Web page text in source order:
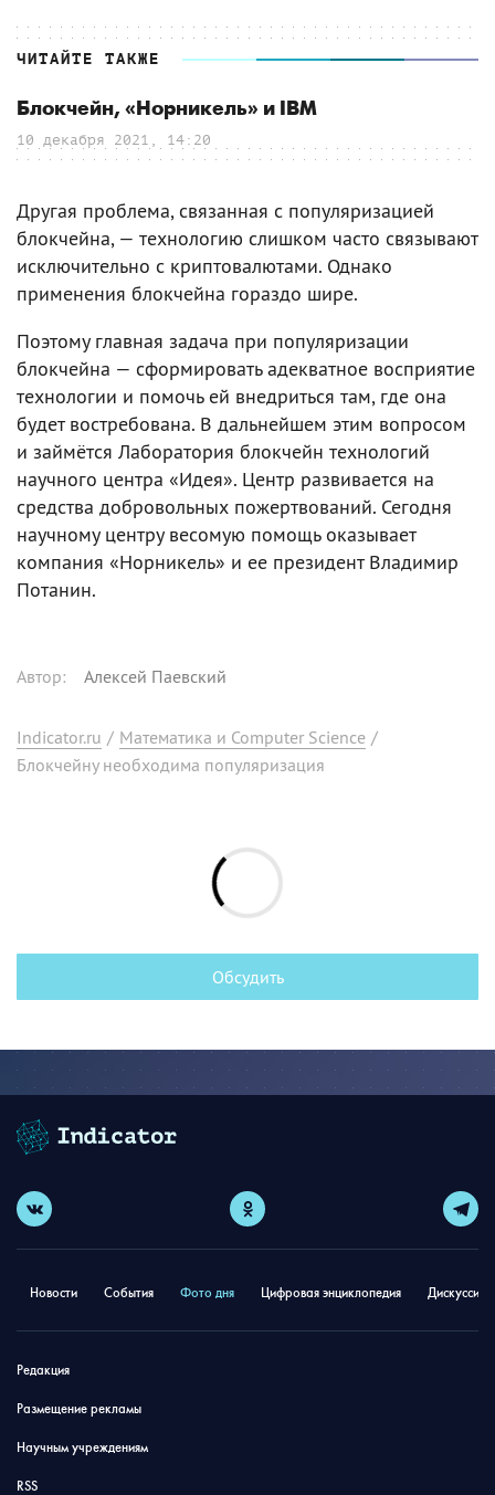
ЧИТАЙТЕ ТАКЖЕ
Блокчейн, «Норникель» и IBM
10 декабря 2021, 14:20
Другая проблема, связанная с популяризацией
блокчейна, — технологию слишком часто связывают
исключительно с криптовалютами. Однако
применения блокчейна гораздо шире.
Поэтому главная задача при популяризации
блокчейна — сформировать адекватное восприятие
технологии и помочь ей внедриться там, где она
будет востребована. В дальнейшем этим вопросом
и займётся Лаборатория блокчейн технологий
научного центра «Идея». Центр развивается на
средства добровольных пожертвований. Сегодня
научному центру весомую помощь оказывает
компания «Норникель» и ее президент Владимир
Потанин.
Автор: Алексей Паевский
Indicator.ru / Математика и Computer Science /
Блокчейну необходима популяризация
Обсудить
Новости События Фото дня Цифровая энциклопедия
Редакция
Размещение рекламы
Научным учреждениям
RSS